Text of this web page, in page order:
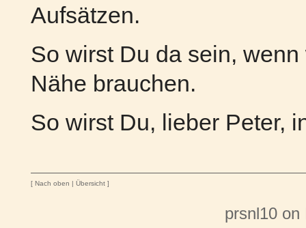
Aufsätzen.
So wirst Du da sein,
Nähe brauchen.
So wirst Du, lieber Peter,
[ Nach oben | Übersicht ]
prsnl10on